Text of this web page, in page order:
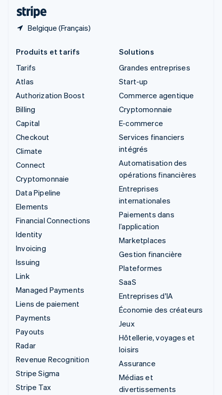
Belgique (Français)
Produits et tarifs
Tarifs
Atlas
Authorization Boost
Billing
Capital
Checkout
Climate
Connect
Cryptomonnaie
Data Pipeline
Elements
Financial Connections
Identity
Invoicing
Issuing
Link
Managed Payments
Liens de paiement
Payments
Payouts
Radar
Revenue Recognition
Stripe Sigma
Stripe Tax
Solutions
Grandes entreprises
Start-up
Commerce agentique
Cryptomonnaie
E-commerce
Services financiers
intégrés
Automatisation des
opérations financières
Entreprises
internationales
Paiements dans
l’application
Marketplaces
Gestion financière
Plateformes
SaaS
Entreprises d'IA
Économie des créateurs
Jeux
Hôtellerie, voyages et
loisirs
Assurance
Médias et
divertissements